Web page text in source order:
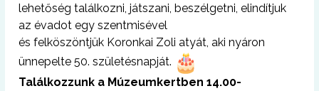
lehetőség találkozni, játszani, beszélgetni, elindítjuk
az évadot egy szentmisével
és felköszöntjük Koronkai Zoli atyát, aki nyáron
ünnepelte 50. születésnapját.
Találkozzunk a Múzeumkertben14.00-